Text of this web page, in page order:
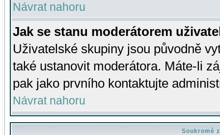
Návrat nahoru
Jak se stanu moderátorem
Uživatelské skupiny jsou původně
také ustanovit moderátora. Máte-li
pak jako prvního kontaktujte
Návrat nahoru
Soukromé